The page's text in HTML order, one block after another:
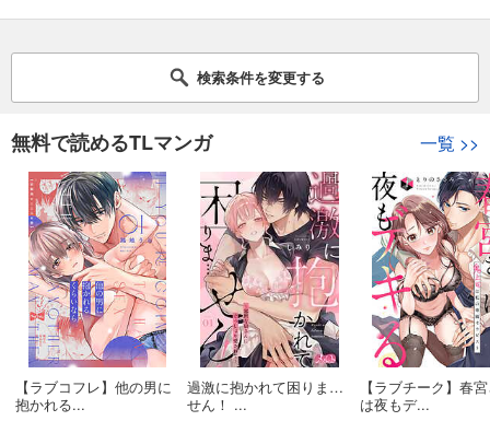
検索条件を変更する
無料で読めるTLマンガ 一覧 >>
【ラブコフレ】他の男に
抱かれる...
過激に抱かれて困りま…
せん！ ...
【ラブチーク】春
は夜もデ...